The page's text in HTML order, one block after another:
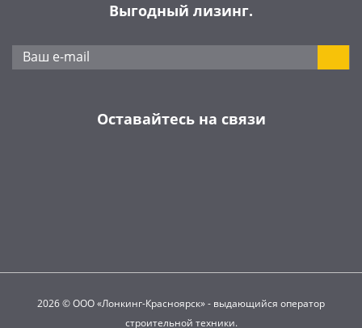
Выгодный лизинг.
Оставайтесь на связи
2026 © ООО «Лонкинг-Красноярск» - выдающийся оператор
строительной техники.